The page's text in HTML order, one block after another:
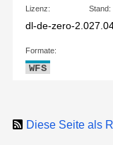
Lizenz:
dl-de-zero-2.0
Stand:
Formate:
WFS
Diese Seite als